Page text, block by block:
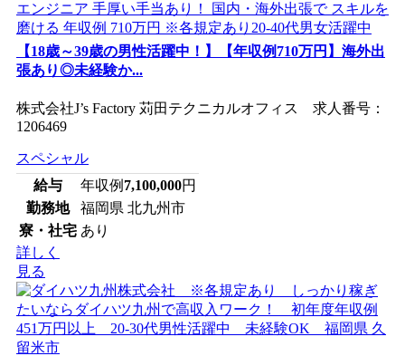
【18歳～39歳の男性活躍中！】【年収例710万円】海外出
張あり◎未経験か...
株式会社J’s Factory 苅田テクニカルオフィス 求人番号：
1206469
スペシャル
給与
年収例 7,100,000円
勤務地
福岡県 北九州市
寮・社宅 あり
詳しく
見る